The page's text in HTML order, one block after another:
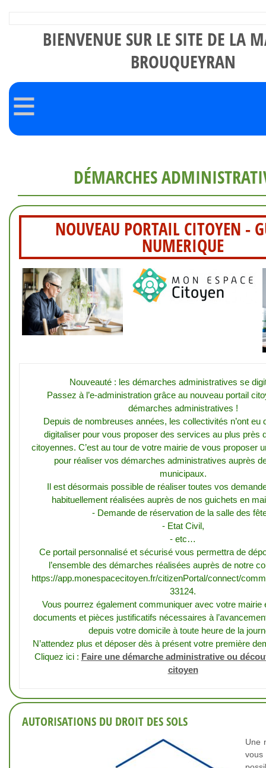
BIENVENUE SUR LE SITE DE LA
BROUQUEYRAN
≡
DÉMARCHES
NOUVEAU PORTAIL CITOYEN -
NUMERIQUE
Nouveauté : les démarches administratives se
Passez à l’e-administration grâce au nouveau portail
démarches administratives !
Depuis de nombreuses années, les collectivités n’ont eu
digitaliser pour vous proposer des services au plus près
citoyennes. C’est au tour de votre mairie de vous proposer
pour réaliser vos démarches administratives auprès
municipaux.
Il est désormais possible de réaliser toutes vos
habituellement réalisées auprès de nos guichets en
- Demande de réservation de la salle des
- Etat Civil,
- etc…
Ce portail personnalisé et sécurisé vous permettra de
l’ensemble des démarches réalisées auprès de notre
https://app.monespacecitoyen.fr/citizenPortal/connect/
33124.
Vous pourrez également communiquer avec votre mairie
documents et pièces justificatifs nécessaires à
depuis votre domicile à toute heure de la
N’attendez plus et déposer dès à présent votre première
Cliquez ici : Faire une démarche administrative ou
citoyen
AUTORISATIONS DU DROIT DES SOLS
Une